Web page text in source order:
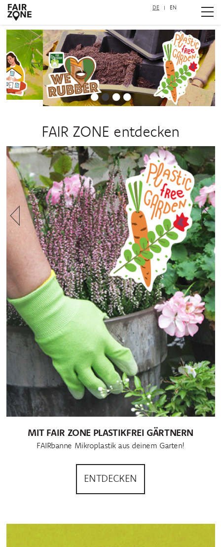
Navigation überspringen DE EN
1 2 3 4
FAIR ZONE entdecken
MIT FAIR ZONE PLASTIKFREI GÄRTNERN
FAIRbanne Mikroplastik aus deinem Garten!
ENTDECKEN